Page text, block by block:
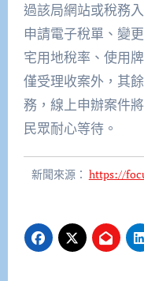
過該局網站或稅務
申請電子稅單、變
宅用地稅率、使用
僅受理收案外，其
務，線上申辦案件
民眾耐心等待。
新聞來源： https://